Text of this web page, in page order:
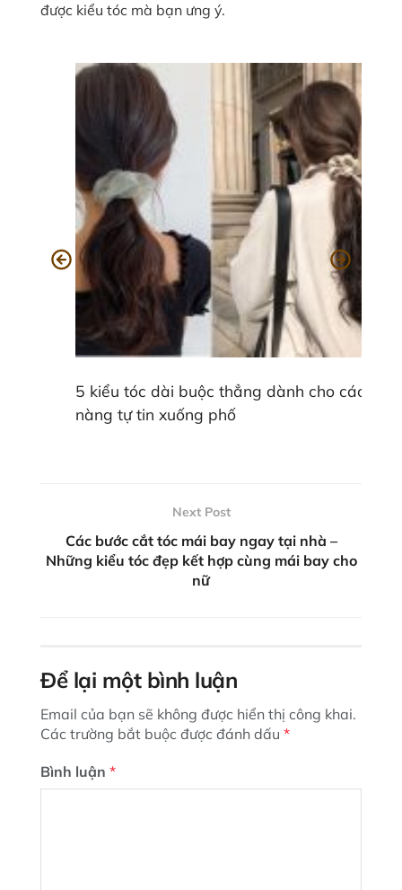
được kiểu tóc mà bạn ưng ý.
5 kiểu tóc dài buộc thẳng dành cho các
nàng tự tin xuống phố
Next Post
Các bước cắt tóc mái bay ngay tại nhà –
Những kiểu tóc đẹp kết hợp cùng mái bay cho
nữ
Để lại một bình luận
Email của bạn sẽ không được hiển thị công khai.
Các trường bắt buộc được đánh dấu *
Bình luận *